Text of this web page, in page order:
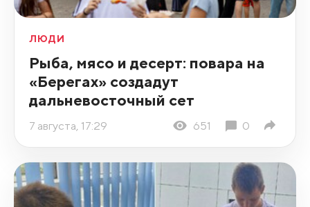
ЛЮДИ
Рыба, мясо и десерт: повара на
«Берегах» создадут
дальневосточный сет
7 августа, 17:29 651 0